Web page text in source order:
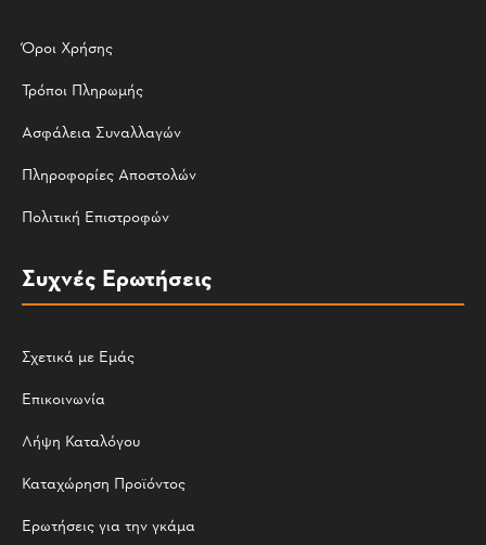
Όροι Χρήσης
Τρόποι Πληρωμής
Ασφάλεια Συναλλαγών
Πληροφορίες Αποστολών
Πολιτική Επιστροφών
Συχνές Ερωτήσεις
Σχετικά με Εμάς
Επικοινωνία
Λήψη Καταλόγου
Καταχώρηση Προϊόντος
Ερωτήσεις για την γκάμα